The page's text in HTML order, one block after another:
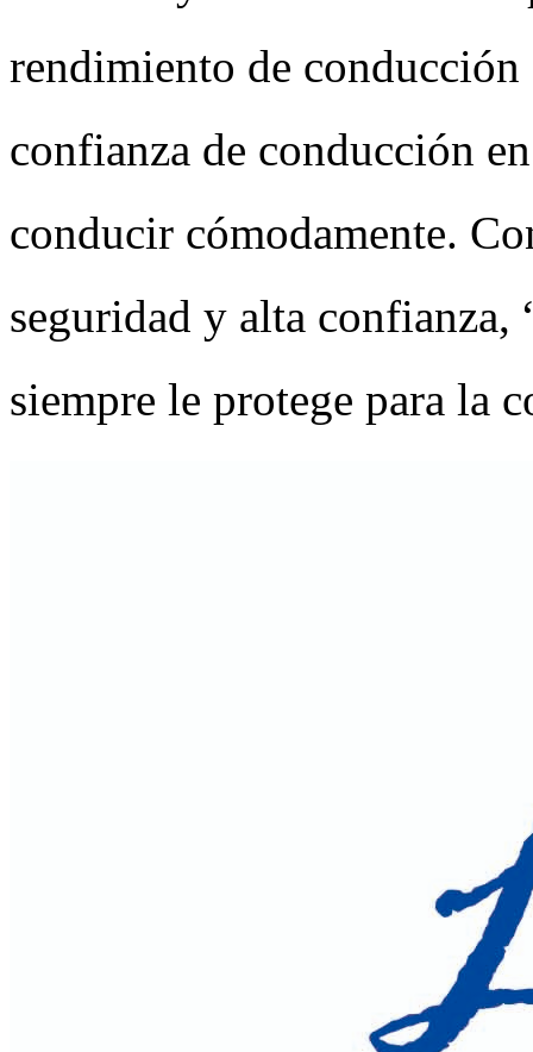
rendimiento de
confianza de conducción
conducir cómodamente.
seguridad y alta
siempre le protege para la